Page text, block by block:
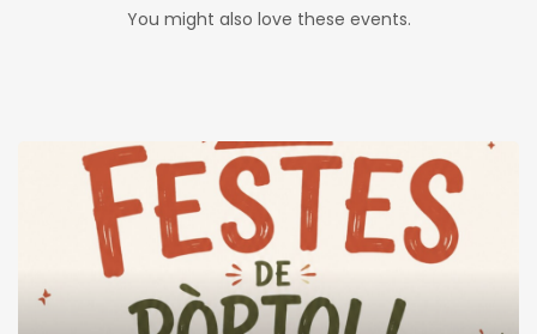
You might also love these events.